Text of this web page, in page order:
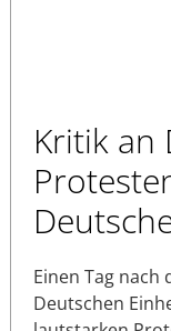
Kritik an
Einen Tag nach
Deutschen